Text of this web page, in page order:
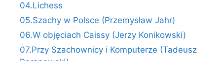
04.Lichess
05.Szachy w Polsce (Przemysław Jahr)
06.W objęciach Caissy (Jerzy Konikowski)
07.Przy Szachownicy i Komputerze (Tadeusz